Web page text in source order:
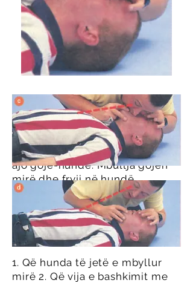
Një alternativë e frymëmarrjes
gojë-gojë (ku, për disa arsye,
ajo nuk mund të bëhet) është
ajo gojë-hundë. Mbullja gojën
mirë dhe fryji në hundë.
Nëse gjoksi nuk ngrihet, bëj
kontrollet e mëposhtme:
Kontrollo
1. Që hunda të jetë e mbyllur
mirë 2. Që vija e bashkimit me